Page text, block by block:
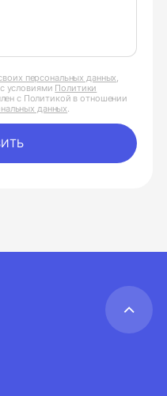
персональных данных,
условиями Политики
с Политикой в отношении
данных.